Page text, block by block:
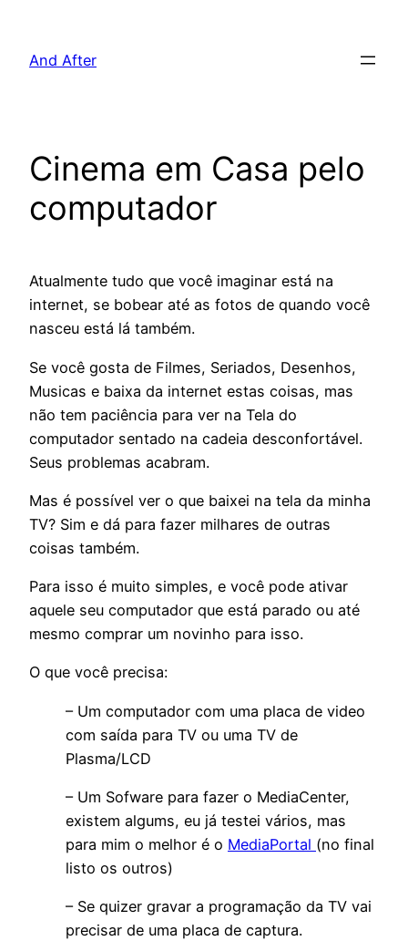
And After
Cinema em Casa pelo
computador
Atualmente tudo que você imaginar está na
internet, se bobear até as fotos de quando você
nasceu está lá também.
Se você gosta de Filmes, Seriados, Desenhos,
Musicas e baixa da internet estas coisas, mas
não tem paciência para ver na Tela do
computador sentado na cadeia desconfortável.
Seus problemas acabram.
Mas é possível ver o que baixei na tela da minha
TV? Sim e dá para fazer milhares de outras
coisas também.
Para isso é muito simples, e você pode ativar
aquele seu computador que está parado ou até
mesmo comprar um novinho para isso.
O que você precisa:
– Um computador com uma placa de video
com saída para TV ou uma TV de
Plasma/LCD
– Um Sofware para fazer o MediaCenter,
existem algums, eu já testei vários, mas
para mim o melhor é o MediaPortal (no final
listo os outros)
– Se quizer gravar a programação da TV vai
precisar de uma placa de captura.